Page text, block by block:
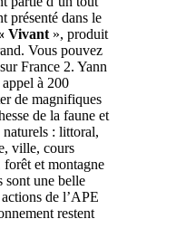
présenté dans le
Vivant », produit
Vous pouvez
France 2. Yann
à 200
de magnifiques
de la faune et
: littoral,
ville, cours
forêt et montagne
sont une belle
de l’APE
restent